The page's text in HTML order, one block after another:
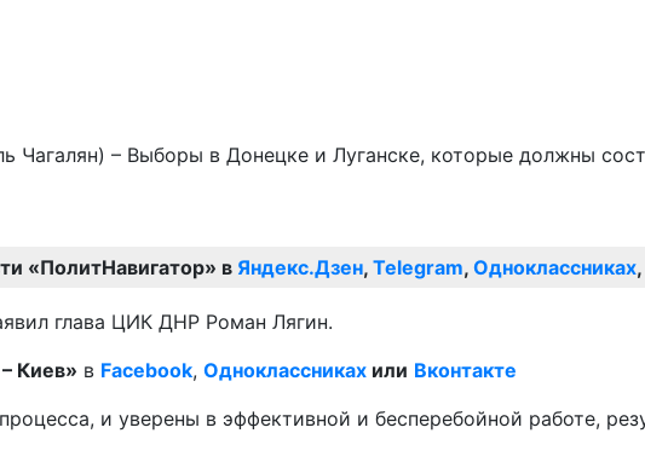
Чагалян) – Выборы в Донецке и Луганске, которые должны
«ПолитНавигатор» в Яндекс.Дзен, Telegram, Одноклассниках,
глава ЦИК ДНР Роман Лягин.
Киев» в Facebook, Одноклассниках или Вконтакте
и уверены в эффективной и бесперебойной работе,